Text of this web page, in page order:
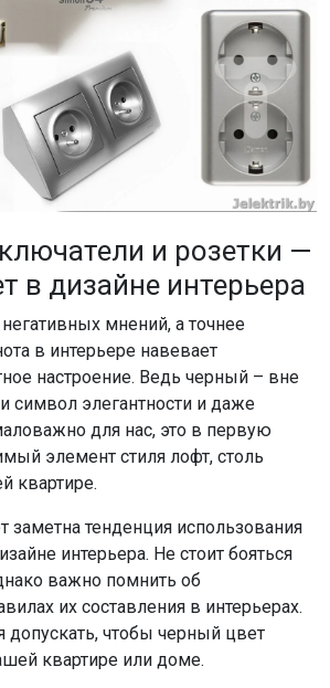
и розетки —
в дизайне интерьера
мнений, а точнее
в интерьере навевает
настроение. Ведь черный – вне
символ элегантности и даже
для нас, это в первую
элемент стиля лофт, столь
квартире.
заметна тенденция использования
интерьера. Не стоит бояться
важно помнить об
их составления в интерьерах.
допускать, чтобы черный цвет
квартире или доме.